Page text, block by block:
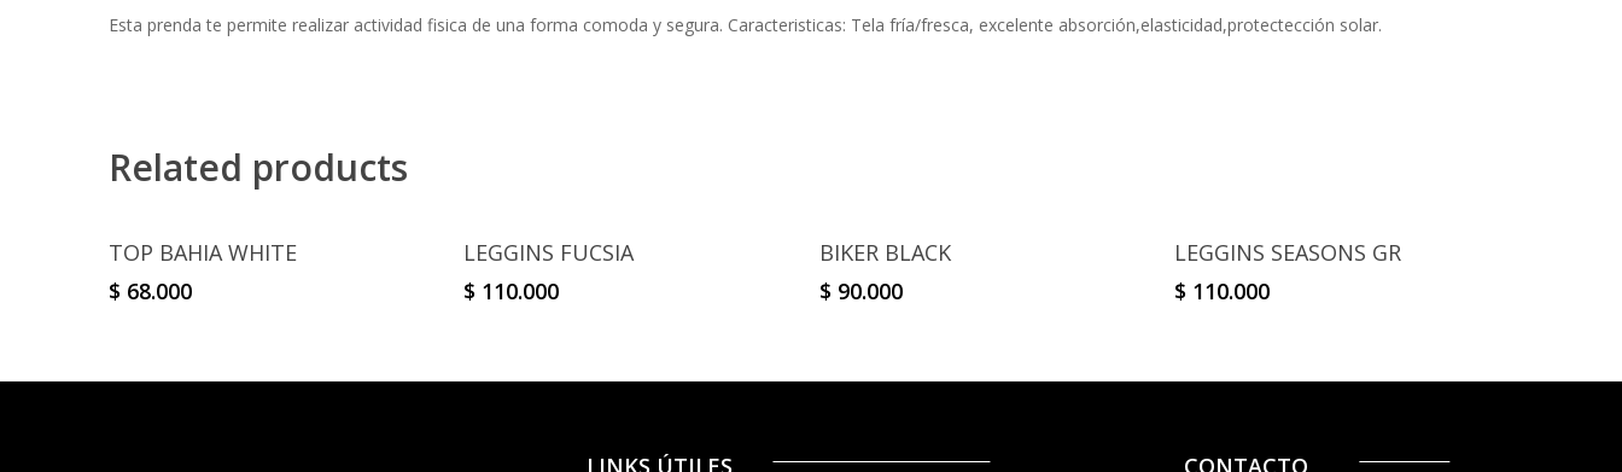
Esta prenda te permite realizar actividad fisica de una forma comoda y segura. Caracteristicas: Tela fría/fresca, excelente absorción,elasticidad,protectección solar.
Related products
Select Options
TOP BAHIA WHITE
$ 68.000
Select Options
LEGGINS FUCSIA
$ 110.000
Select Options
BIKER BLACK
$ 90.000
Select Options
LEGGINS SEASONS GR
$ 110.000
LINKS ÚTILES CONTACTO